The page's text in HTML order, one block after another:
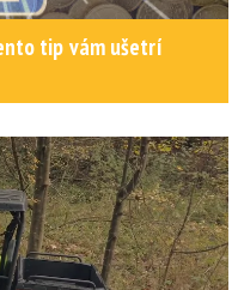
tip vám ušetrí